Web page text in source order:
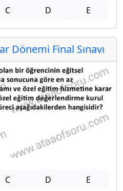
C D E
Dönemi Final Sınavı
C D E